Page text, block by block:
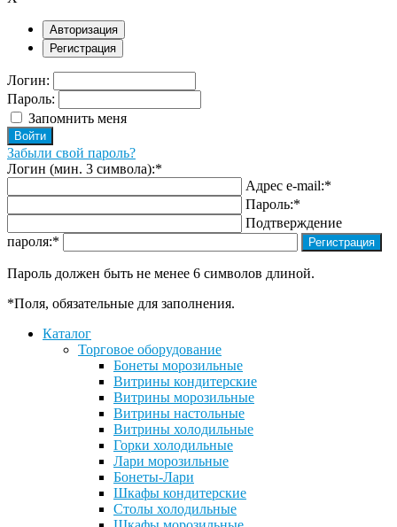
Авторизация
Регистрация
Логин:
Пароль:
Запомнить меня
Забыли свой пароль?
Логин (мин. 3 символа):*
Адрес e-mail:*
Пароль:*
Подтверждение
пароля:*
Пароль должен быть не менее 6 символов длиной.
*Поля, обязательные для заполнения.
Каталог
Торговое оборудование
Бонеты морозильные
Витрины кондитерские
Витрины морозильные
Витрины настольные
Витрины холодильные
Горки холодильные
Лари морозильные
Бонеты-Лари
Шкафы кондитерские
Столы холодильные